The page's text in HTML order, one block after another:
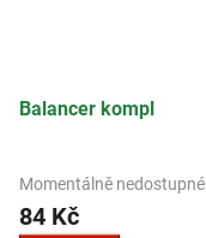
Balancer kompl
Momentálně nedostupné
84 Kč